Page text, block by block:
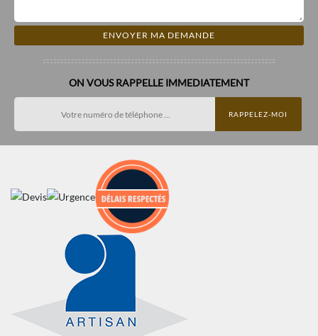
ON VOUS RAPPELLE IMMEDIATEMENT